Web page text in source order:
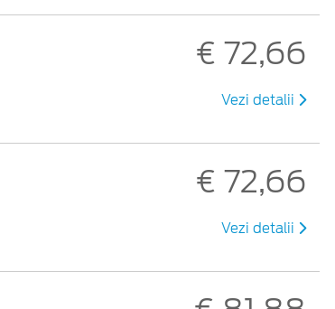
€ 72,66
Vezi detalii
€ 72,66
Vezi detalii